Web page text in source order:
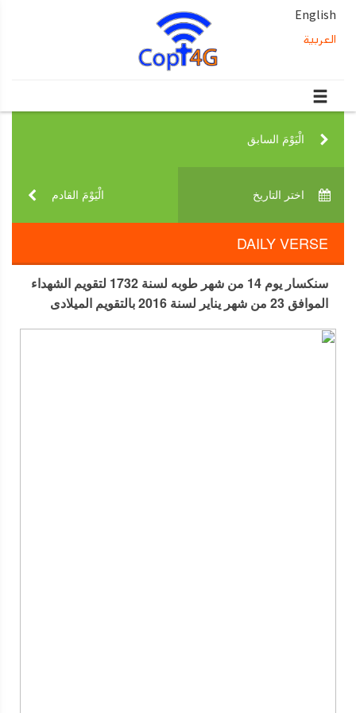
English
العربية
الْيَوْمَ السابق‎
الْيَوْمَ القادم‎ اختر التاريخ‎
DAILY VERSE
سنكسار يوم 14 من شهر طوبه لسنة 1732 لتقويم الشهداء
الموافق 23 من شهر يناير لسنة 2016 بالتقويم الميلادى